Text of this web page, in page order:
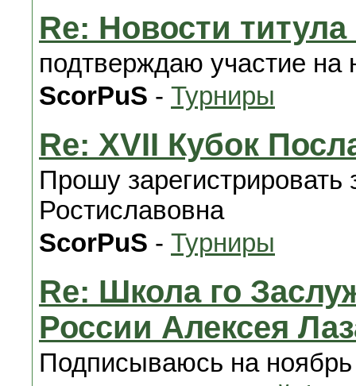
Re: Новости
подтверждаю участие на
ScorPuS - Турниры
Re: XVII Кубок
Прошу
Ростиславовна
ScorPuS - Турниры
Re: Школа го
России Алексея
Подписываюсь на ноябрь